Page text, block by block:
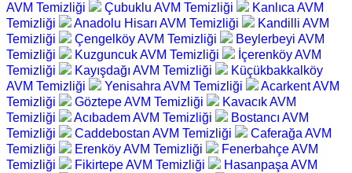
AVM Temizliği
Çubuklu AVM Temizliği
Kanlıca AVM
Temizliği
Anadolu Hisarı AVM Temizliği
Kandilli AVM
Temizliği
Çengelköy AVM Temizliği
Beylerbeyi AVM
Temizliği
Kuzguncuk AVM Temizliği
İçerenköy AVM
Temizliği
Kayışdağı AVM Temizliği
Küçükbakkalköy
AVM Temizliği
Yenisahra AVM Temizliği
Acarkent AVM
Temizliği
Göztepe AVM Temizliği
Kavacık AVM
Temizliği
Acıbadem AVM Temizliği
Bostancı AVM
Temizliği
Caddebostan AVM Temizliği
Caferağa AVM
Temizliği
Erenköy AVM Temizliği
Fenerbahçe AVM
Temizliği
Fikirtepe AVM Temizliği
Hasanpaşa AVM